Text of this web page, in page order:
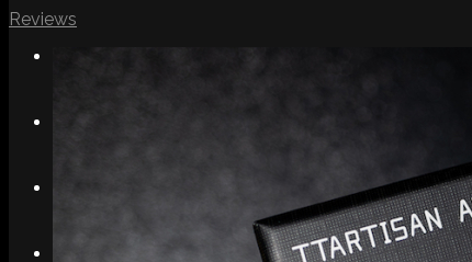
Portfolio
Reviews